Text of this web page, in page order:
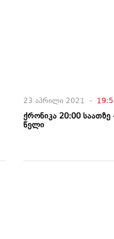
23 აპრილი 2021 -
ქრონიკა 20:00
წელი